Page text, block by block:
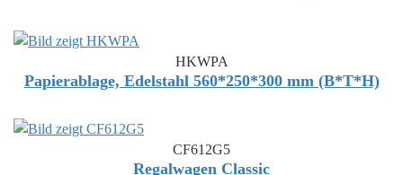
HKWPA
Papierablage, Edelstahl 560*250*300 mm (B*T*H)
CF612G5
Regalwagen Classic